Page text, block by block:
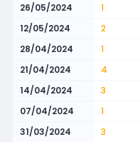
26/05/2024
1
12/05/2024
2
28/04/2024
1
21/04/2024
4
14/04/2024
3
07/04/2024
1
31/03/2024
3